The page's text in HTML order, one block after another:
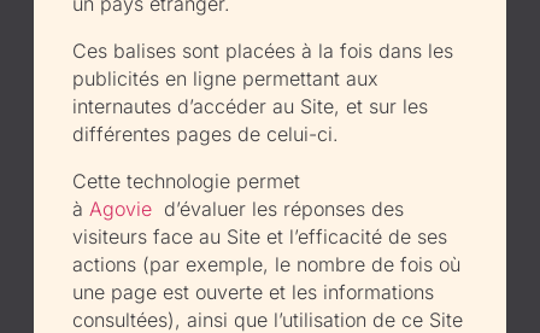
Ces balises sont placées à la fois dans les
publicités en ligne permettant aux
internautes d’accéder au Site, et sur les
différentes pages de celui-ci.
Cette technologie permet
à Agovie d’évaluer les réponses des
visiteurs face au Site et l’efficacité de ses
actions (par exemple, le nombre de fois où
une page est ouverte et les informations
consultées), ainsi que l’utilisation de ce Site